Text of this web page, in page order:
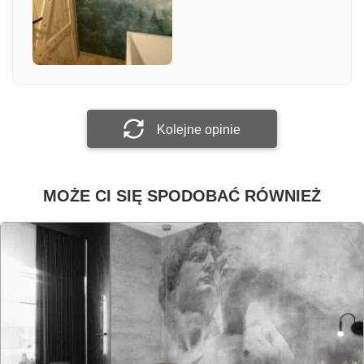
Załącz zdjęcie
Kolejne opinie
MOŻE CI SIĘ SPODOBAĆ RÓWNIEŻ